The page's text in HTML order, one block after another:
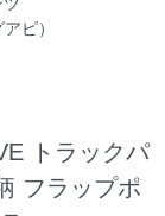
ピ）
トラックパ
フラップポ